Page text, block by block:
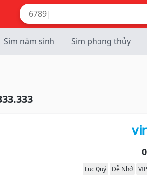
Sim năm sinh Sim phong thủy
Lục Quý Dễ Nhớ VIP